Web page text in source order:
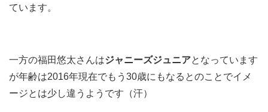
ています。
一方の福田悠太さんはジャニーズジュニアとなっています
が年齢は2016年現在でもう30歳にもなるとのことでイメ
ージとは少し違うようです（汗）